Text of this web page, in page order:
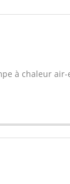
à chaleur air-